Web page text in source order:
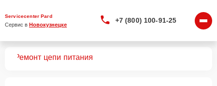
Servicecenter Pard
Сервис в Новокузнецке
+7 (800) 100-91-25
Ремонт цепи питания